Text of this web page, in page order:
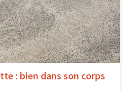
: bien dans son corps